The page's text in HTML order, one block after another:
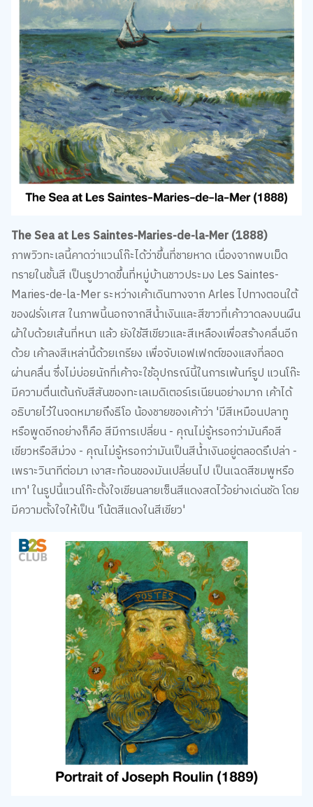
ภาพวิวทะเลนี้คาดว่าแวนโก๊ะได้ว่าขึ้นที่ชายหาด เนื่องจากพบเม็ด
ทรายในชั้นสี เป็นรูปวาดขึ้นที่หมู่บ้านชาวประมง Les Saintes-
Maries-de-la-Mer ระหว่างเค้าเดินทางจาก Arles ไปทางตอนใต้
ของฝรั่งเศส ในภาพนี้นอกจากสีน้ำเงินและสีขาวที่เค้าวาดลงบนผืน
ผ้าใบด้วยเส้นที่หนา แล้ว ยังใช้สีเขียวและสีเหลืองเพื่อสร้างคลื่นอีก
ด้วย เค้าลงสีเหล่านี้ด้วยเกรียง เพื่อจับเอฟเฟกต์ของแสงที่ลอด
ผ่านคลื่น ซึ่งไม่บ่อยนักที่เค้าจะใช้อุปกรณ์นี้ในการเพ้นท์รูป แวนโก๊ะ
มีความตื่นเต้นกับสีสันของทะเลเมดิเตอร์เรเนียนอย่างมาก เค้าได้
อธิบายไว้ในจดหมายถึงธีโอ น้องชายของเค้าว่า 'มีสีเหมือนปลาทู
หรือพูดอีกอย่างก็คือ สีมีการเปลี่ยน - คุณไม่รู้หรอกว่ามันคือสี
เขียวหรือสีม่วง - คุณไม่รู้หรอกว่ามันเป็นสีน้ำเงินอยู่ตลอดรึเปล่า -
เพราะวินาทีต่อมา เงาสะท้อนของมันเปลี่ยนไป เป็นเฉดสีชมพูหรือ
เทา' ในรูปนี้แวนโก๊ะตั้งใจเขียนลายเซ็นสีแดงสดไว้อย่างเด่นชัด โดย
มีความตั้งใจให้เป็น 'โน้ตสีแดงในสีเขียว'